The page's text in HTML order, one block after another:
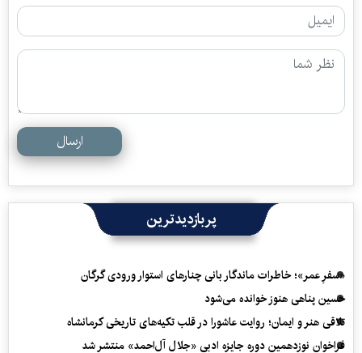
ارسال
پربازدیدترین
«سفرِ عمر»؛ خاطرات ماندگار بانی چنارهای استوار ورودی گرگان
حسین پناهی هنوز خوانده می‌شود
تلاقی هنر و ایمان؛ روایت عاشورا در قلب تکیه‌های تاریخی کرمانشاه
فراخوان نوزدهمین دوره جایزه ادبی «جلال آل‌احمد» منتشر شد